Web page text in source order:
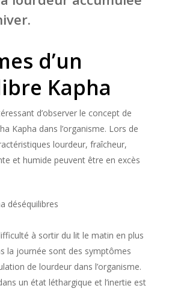
d’un
Kapha
d’observer le concept de
Kapha dans l’organisme. Lors de
lourdeur, fraîcheur,
et humide peuvent être en excès
à sortir du lit le matin en plus
la journée sont des symptômes
de lourdeur dans l’organisme.
un état léthargique et l’inertie est